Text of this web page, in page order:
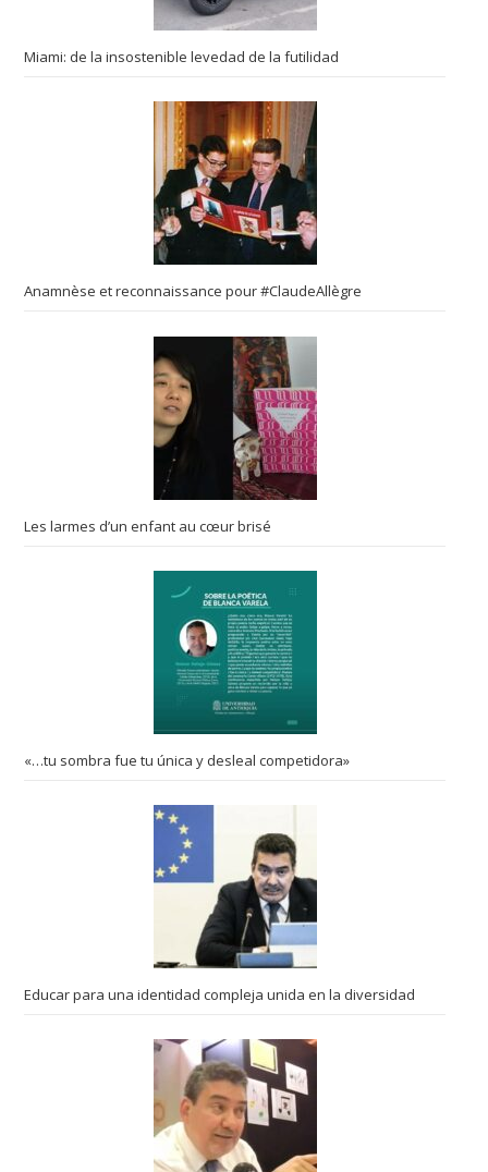
Miami: de la insostenible levedad de la futilidad
Anamnèse et reconnaissance pour #ClaudeAllègre
Les larmes d’un enfant au cœur brisé
«…tu sombra fue tu única y desleal competidora»
Educar para una identidad compleja unida en la diversidad